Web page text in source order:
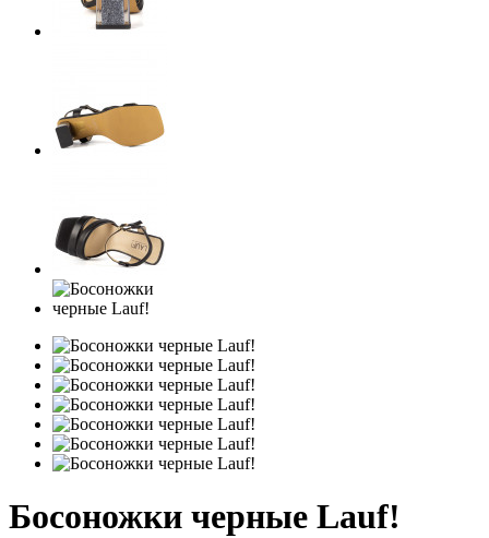
Босоножки черные Lauf!